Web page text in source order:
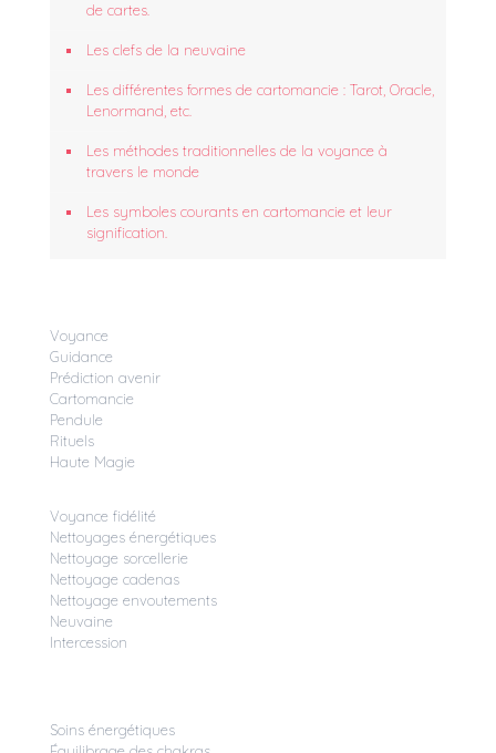
de cartes.
Les clefs de la neuvaine
Les différentes formes de cartomancie : Tarot, Oracle,
Lenormand, etc.
Les méthodes traditionnelles de la voyance à
travers le monde
Les symboles courants en cartomancie et leur
signification.
Voyance
Guidance
Prédiction avenir
Cartomancie
Pendule
Rituels
Haute Magie
Voyance fidélité
Nettoyages énergétiques
Nettoyage sorcellerie
Nettoyage cadenas
Nettoyage envoutements
Neuvaine
Intercession
Soins énergétiques